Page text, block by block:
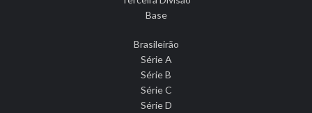
Base
Brasileirão
Série A
Série B
Série C
Série D